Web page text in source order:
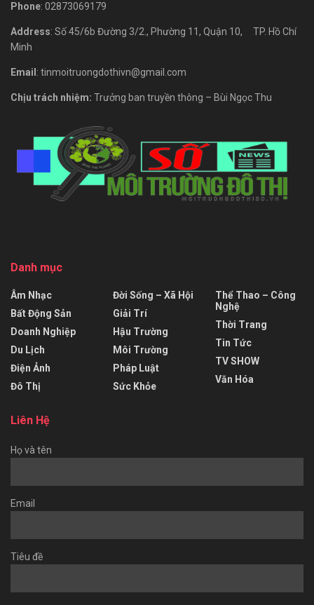
Phone: 02873069179
Address: Số 45/6b Đường 3/2., Phường 11, Quận 10, TP. Hồ Chí
Minh
Email : tinmoitruongdothivn@gmail.com
Chịu trách nhiệm: Trưởng ban truyền thông – Bùi Ngọc Thu
Danh mục
Âm Nhạc
Bất Động Sản
Doanh Nghiệp
Du Lịch
Điện Ảnh
Đô Thị
Đời Sống – Xã Hội
Giải Trí
Hậu Trường
Môi Trường
Pháp Luật
Sức Khỏe
Thể Thao – Công
Nghệ
Thời Trang
Tin Tức
TV SHOW
Văn Hóa
Liên Hệ
Họ và tên
Email
Tiêu đề